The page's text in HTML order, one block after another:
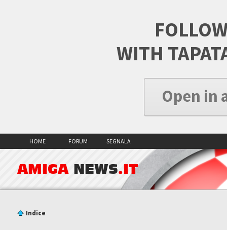
WITH
Open in
HOME FORUM SEGNALA
AMIGA NEWS.IT
Indice